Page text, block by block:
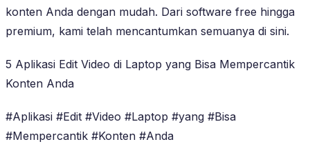
konten Anda dengan mudah. Dari software free hingga
premium, kami telah mencantumkan semuanya di sini.
5 Aplikasi Edit Video di Laptop yang Bisa Mempercantik
Konten Anda
#Aplikasi #Edit #Video #Laptop #yang #Bisa
#Mempercantik #Konten #Anda